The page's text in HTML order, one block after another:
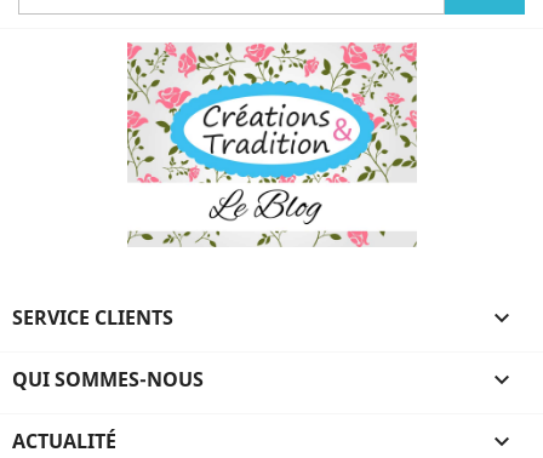
SERVICE CLIENTS 
QUI SOMMES-NOUS 
ACTUALITÉ 